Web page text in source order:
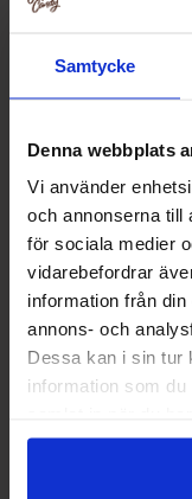
Samtycke
Denna webbplats
Vi använder
och annonserna till
för sociala medier
vidarebefordrar
information från
annons- och
Dessa kan i sin tur
information som
NOCCO Focus
Citron Fläder
24st
645.60 kr